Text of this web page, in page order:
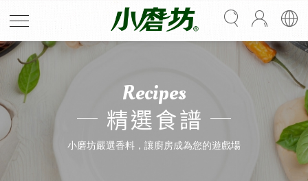
Recipes
精選食譜
小磨坊嚴選香料，讓廚房成為您的遊戲場